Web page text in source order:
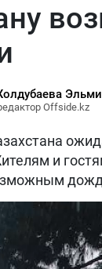
Offside.kz
и